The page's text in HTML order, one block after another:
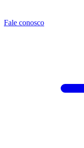
Fale conosco